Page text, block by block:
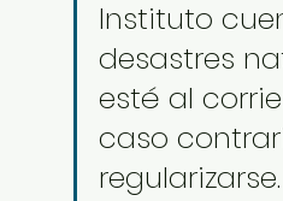
Instituto
desastres
esté al
caso